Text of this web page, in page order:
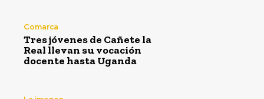
Comarca
Tres jóvenes de Cañete la
Real llevan su vocación
docente hasta Uganda